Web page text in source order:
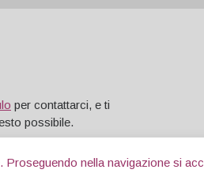
per contattarci, e ti
possibile.
nella navigazione si